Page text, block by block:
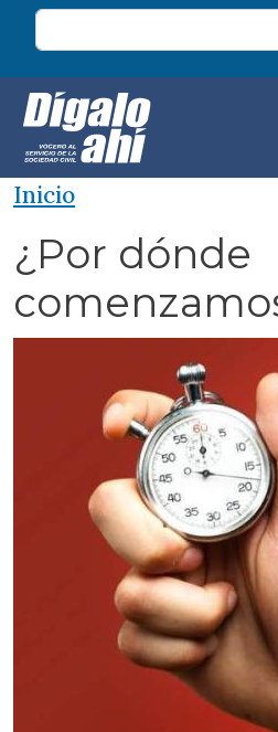
Pasar al contenido principal
Inicio
¿Por dónde